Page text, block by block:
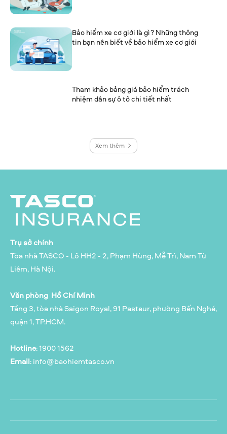
Bảo hiểm xe cơ giới là gì? Những thông
tin bạn nên biết về bảo hiểm xe cơ giới
Tham khảo bảng giá bảo hiểm trách
nhiệm dân sự ô tô chi tiết nhất
Xem thêm
Trụ sở chính
Tòa nhà TASCO - Lô HH2 - 2, Phạm Hùng, Mễ Trì, Nam Từ
Liêm, Hà Nội.
Văn phòng Hồ Chí Minh
Tầng 3, tòa nhà Saigon Royal, 91 Pasteur, phường Bến Nghé,
quận 1, TP.HCM.
Hotline: 1900 1562
Email:info@baohiemtasco.vn